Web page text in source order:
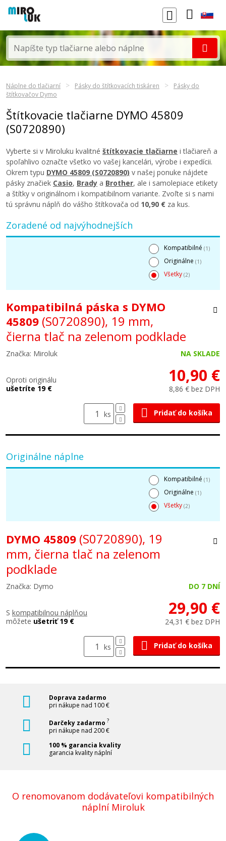
Náplne do tlačiarní Pásky do štítkovacích tiskáren
Pásky do
štítkovačov Dymo
Štítkovacie tlačiarne DYMO 45809
(S0720890)
Vyberte si v Miroluku kvalitné štítkovacie tlačiarne i tlačiareň a
spoľahlivo označte všetko vo vašej kancelári, výrobe i expedícii.
Okrem typu DYMO 45809 (S0720890) v našej ponuke nájdete
pásky značiek Casio, Brady a Brother, ale i samolepiace etikety
a štítky v originálnom i kompatibilnom variante. Zvoľte si s nami
tú správnu náplň do vášho štítkovača od 10,90 € za kus.
Zoradené od najvýhodnejších
Kompatibilné (1)
Originálne (1)
Všetky (2)
Kompatibilná páska s DYMO
45809 (S0720890), 19 mm,
čierna tlač na zelenom podklade
Značka: Miroluk NA SKLADE
Oproti originálu
ušetríte 19 €
10,90 €
8,86 € bez DPH
ks Pridať do košíka
Originálne náplne
Kompatibilné (1)
Originálne (1)
Všetky (2)
DYMO 45809 (S0720890), 19
mm, čierna tlač na zelenom
podklade
Značka: Dymo DO 7 DNÍ
S kompatibilnou náplňou
môžete ušetriť 19 €
29,90 €
24,31 € bez DPH
ks Pridať do košíka
Doprava zadarmo
pri nákupe nad 100 €
Darčeky zadarmo ?
pri nákupe nad 200 €
100 % garancia kvality
garancia kvality náplní
O renomovanom dodávateľovi kompatibilných
náplní Miroluk